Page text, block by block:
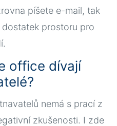
píšete e-mail, tak
dostatek prostoru pro
office dívají
nemá s prací z
zkušenosti. I zde